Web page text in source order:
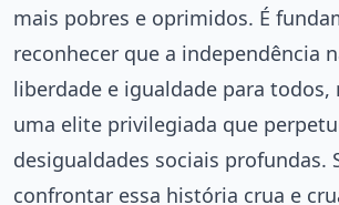
mais pobres e oprimidos. É
reconhecer que a independência
liberdade e igualdade para todos,
uma elite privilegiada que
desigualdades sociais profundas.
confrontar essa história crua e